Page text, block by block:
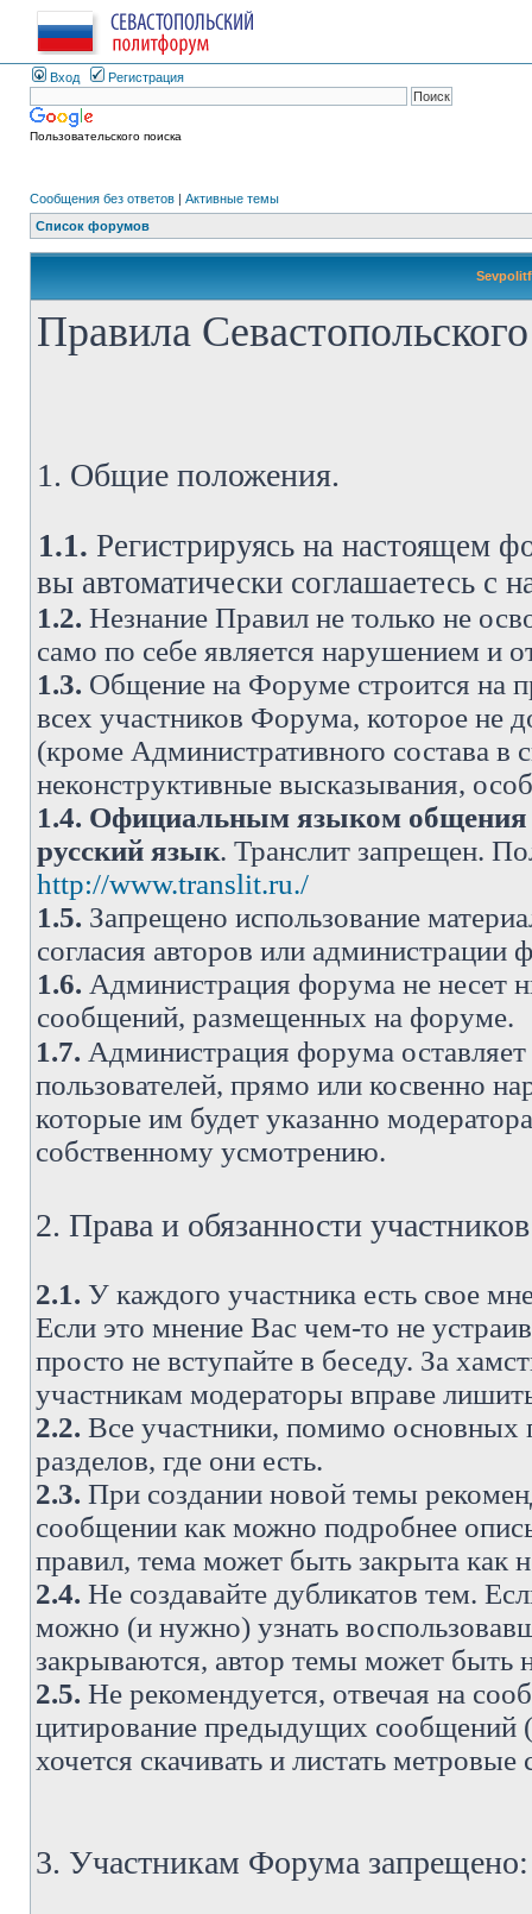
Вход Регистрация
Пользовательского поиска
Сообщения без ответов | Активные темы
Список форумов
Правила
1. Общие положения.
1.1. Регистрируясь на настоящем
вы автоматически соглашаетесь
1.2. Незнание Правил не только не
само по себе является нарушением и
1.3. Общение на Форуме строится на
всех участников Форума, которое не
(кроме Административного состава в
неконструктивные высказывания,
1.4. Официальным языком общения
русский язык. Транслит запрещен.
http://www.translit.ru./
1.5. Запрещено использование
согласия авторов или администрации
1.6. Администрация форума не несет
сообщений, размещенных на форуме.
1.7. Администрация форума
пользователей, прямо или косвенно
которые им будет указанно
собственному усмотрению.
2. Права и обязанности
2.1. У каждого участника есть свое
Если это мнение Вас чем-то не
просто не вступайте в беседу. За
участникам модераторы вправе
2.2. Все участники, помимо основных
разделов, где они есть.
2.3. При создании новой темы
сообщении как можно подробнее
правил, тема может быть закрыта как
2.4. Не создавайте дубликатов тем.
можно (и нужно) узнать
закрываются, автор темы может быть
2.5. Не рекомендуется, отвечая на
цитирование предыдущих сообщений
хочется скачивать и листать
3. Участникам Форума запрещено: